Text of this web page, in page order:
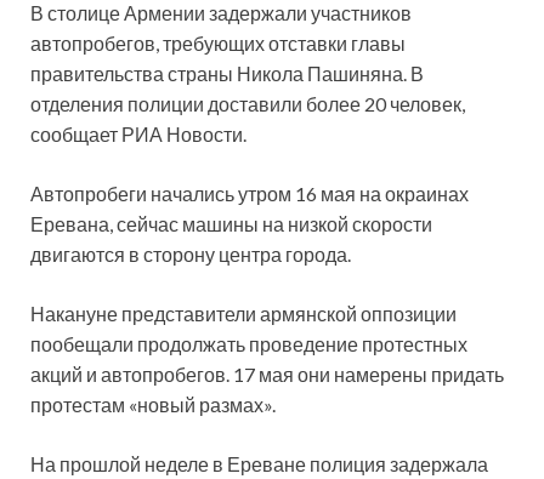
В столице Армении задержали участников
автопробегов, требующих отставки главы
правительства страны Никола Пашиняна. В
отделения полиции доставили более 20 человек,
сообщает РИА Новости.
Автопробеги начались утром 16 мая на окраинах
Еревана, сейчас машины на низкой скорости
двигаются в сторону центра города.
Накануне представители армянской оппозиции
пообещали продолжать проведение протестных
акций и автопробегов. 17 мая они намерены придать
протестам «новый размах».
На прошлой неделе в Ереване полиция задержала